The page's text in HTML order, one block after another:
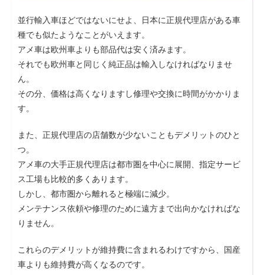
並行輸入車ほどではないにせよ、日本に正規代理店がある車
種でも似たようなことがいえます。
アメ車は欧州車よりも部品代は安く済みます。
それでも欧州車と同じく純正品は輸入しなければなりませ
ん。
その分、価格は高くなりますし修理や交換に時間がかかりま
す。
また、正規代理店の店舗数が少ないこともデメリットのひと
つ。
アメ車の大手正規代理店は都市圏を中心に展開、指定サービ
ス工場も比較的多くあります。
しかし、都市圏から離れると極端に減少。
メンテナンス依頼や修理のために遠方まで出向かなければな
りません。
これらのデメリットが維持費に含まれるわけですから、国産
車よりも維持費が高くなるのです。